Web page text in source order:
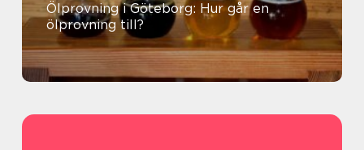
Ölprovning i Göteborg: Hur går en
ölprovning till?